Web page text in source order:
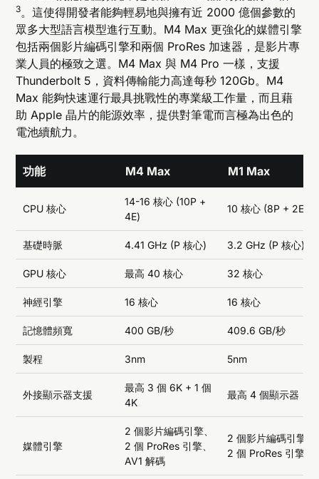
3。這使得開發者能夠輕易地與擁有近 2000 億個參數的
眾多大型語言模型進行互動。M4 Max 更強化的媒體引擎
包括兩個影片編碼引擎和兩個 ProRes 加速器，是影片專
業人員的極致之選。M4 Max 與 M4 Pro 一樣，支援
Thunderbolt 5，資料傳輸能力高達每秒 120Gb。M4
Max 能夠快速運行最具挑戰性的專業級工作量，而且藉
助 Apple 晶片的能源效率，提供對筆電而言極為出色的
電池續航力。
功能 M4 Max M1 Max
CPU 核心
14-16 核心 (10P +
4E)
10 核心 (8P + 2E)
基礎時脈 4.41 GHz (P 核心) 3.2 GHz (P 核心)
GPU 核心 最高 40 核心 32 核心
神經引擎 16 核心 16 核心
記憶體頻寬 400 GB/秒 409.6 GB/秒
製程 3nm 5nm
外接顯示器支援
最高 3 個 6K + 1 個
4K
最高 4 個顯示器
媒體引擎
2 個影片編碼引擎、
2 個 ProRes 引擎、
AV1 解碼
2 個影片編碼引擎、
2 個 ProRes 引擎